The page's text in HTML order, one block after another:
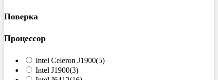
Поверка
Процессор
Intel Celeron J1900(5)
Intel J1900(3)